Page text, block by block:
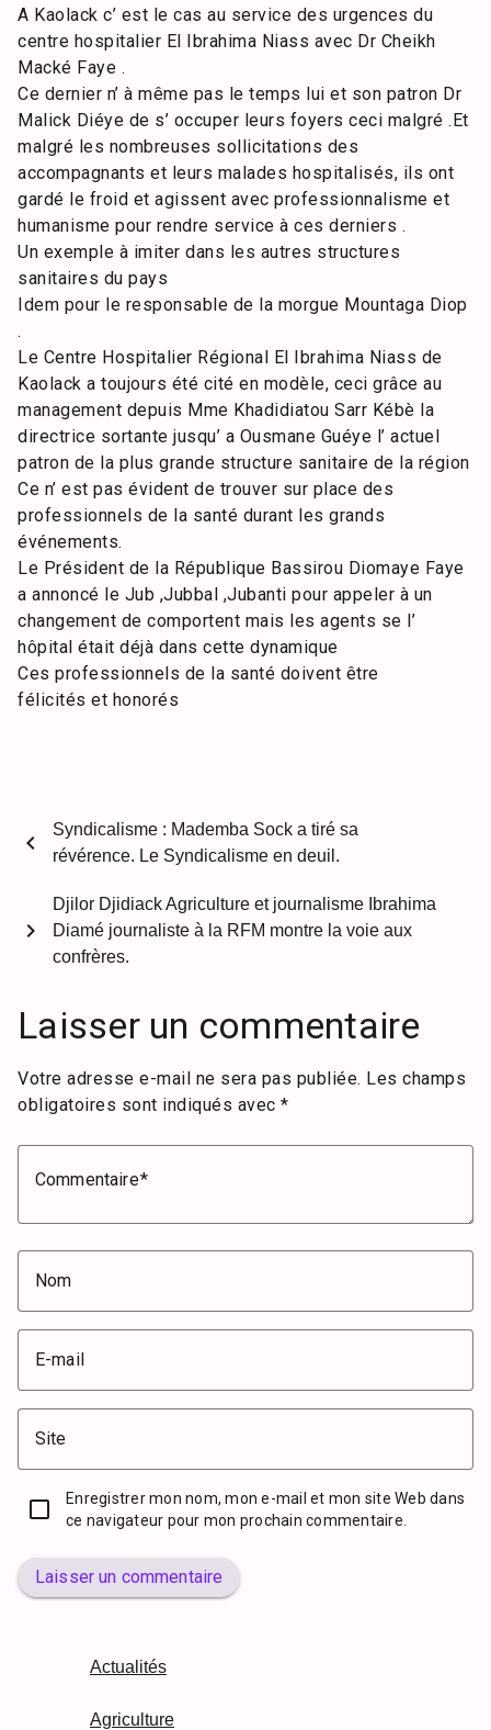
A Kaolack c’ est le cas au service des urgences du
centre hospitalier El Ibrahima Niass avec Dr Cheikh
Macké Faye .
Ce dernier n’ à même pas le temps lui et son patron Dr
Malick Diéye de s’ occuper leurs foyers ceci malgré .Et
malgré les nombreuses sollicitations des
accompagnants et leurs malades hospitalisés, ils ont
gardé le froid et agissent avec professionnalisme et
humanisme pour rendre service à ces derniers .
Un exemple à imiter dans les autres structures
sanitaires du pays
Idem pour le responsable de la morgue Mountaga Diop
.
Le Centre Hospitalier Régional El Ibrahima Niass de
Kaolack a toujours été cité en modèle, ceci grâce au
management depuis Mme Khadidiatou Sarr Kébè la
directrice sortante jusqu’ a Ousmane Guéye l’ actuel
patron de la plus grande structure sanitaire de la région
Ce n’ est pas évident de trouver sur place des
professionnels de la santé durant les grands
événements.
Le Président de la République Bassirou Diomaye Faye
a annoncé le Jub ,Jubbal ,Jubanti pour appeler à un
changement de comportent mais les agents se l’
hôpital était déjà dans cette dynamique
Ces professionnels de la santé doivent être
félicités et honorés
chevron_left
Syndicalisme : Mademba Sock a tiré sa
révérence. Le Syndicalisme en deuil.
Djilor Djidiack Agriculture et journalisme Ibrahima
Diamé journaliste à la RFM montre la voie aux
confrères.
chevron_right
Laisser un commentaire
Votre adresse e-mail ne sera pas publiée. Les champs
obligatoires sont indiqués avec *
Commentaire
Nom
E-mail
Site
Enregistrer mon nom, mon e-mail et mon site Web dans
ce navigateur pour mon prochain commentaire.
Laisser un commentaire
Actualités
Agriculture